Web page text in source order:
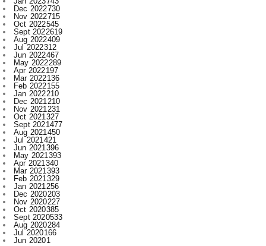
Dec 2022730
Nov 2022715
Oct 2022545
Sept 2022619
Aug 2022409
Jul 2022312
Jun 2022467
May 2022289
Apr 2022197
Mar 2022136
Feb 2022155
Jan 2022210
Dec 2021210
Nov 2021231
Oct 2021327
Sept 2021477
Aug 2021450
Jul 2021421
Jun 2021396
May 2021393
Apr 2021340
Mar 2021393
Feb 2021329
Jan 2021256
Dec 2020203
Nov 2020227
Oct 2020385
Sept 2020533
Aug 2020284
Jul 2020166
Jun 20201